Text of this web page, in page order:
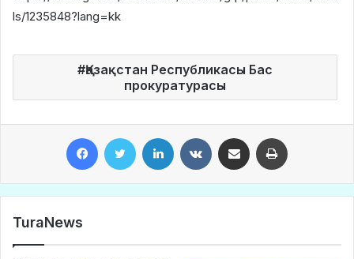
ls/1235848?lang=kk
Қазақстан Республикасы Бас
прокуратурасы
TuraNews